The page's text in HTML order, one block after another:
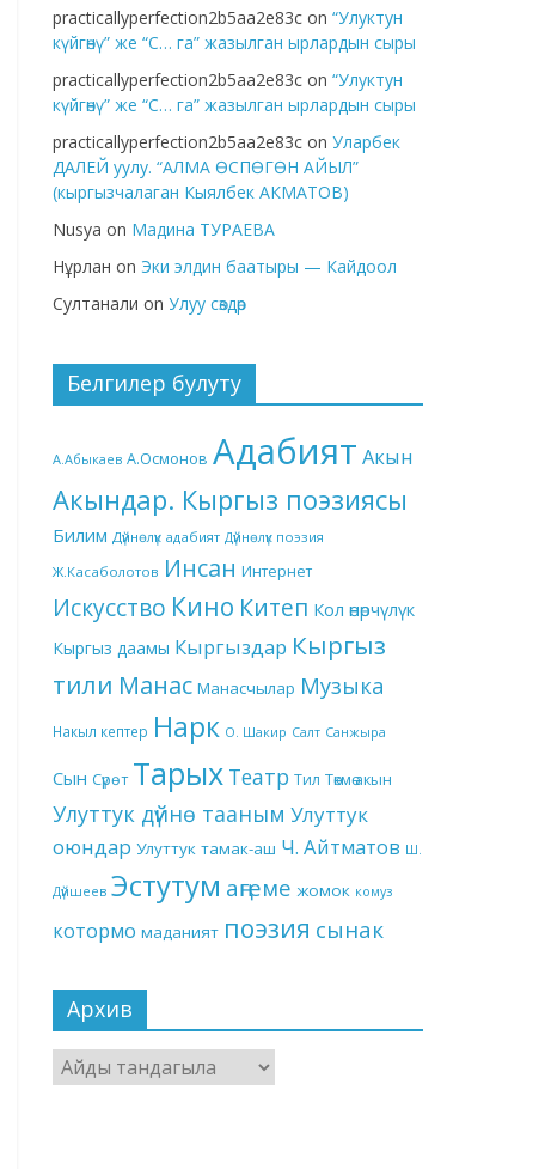
practicallyperfection2b5aa2e83c on “Улуктун
күйгөнү” же “С… га” жазылган ырлардын сыры
practicallyperfection2b5aa2e83c on “Улуктун
күйгөнү” же “С… га” жазылган ырлардын сыры
practicallyperfection2b5aa2e83c on Уларбек
ДАЛЕЙ уулу. “АЛМА ӨСПӨГӨН АЙЫЛ”
(кыргызчалаган Кыялбек АКМАТОВ)
Nusya on Мадина ТУРАЕВА
Нұрлан on Эки элдин баатыры — Кайдоол
Султанали on Улуу сөздөр
Белгилер булуту
А.Абыкаев А.Осмонов Адабият Акын
Акындар. Кыргыз поэзиясы
Билим Дүйнөлүк адабият Дүйнөлүк поэзия
Ж.Касаболотов Инсан Интернет
Искусство Кино Китеп Кол өнөрчүлүк
Кыргыз даамы Кыргыздар Кыргыз
тили Манас Манасчылар Музыка
Накыл кептер Нарк О. Шакир Салт Санжыра
Сын Сүрөт Тарых Театр Тил Төкмө акын
Улуттук дүйнө тааным Улуттук
оюндар Улуттук тамак-аш Ч. Айтматов Ш.
Дүйшеев Эстутум аңгеме жомок комуз
котормо маданият поэзия сынак
Архив
Архив